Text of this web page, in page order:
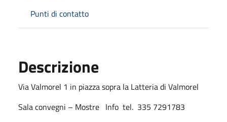
Punti di contatto
Descrizione
Via Valmorel 1 in piazza sopra la Latteria di Valmorel
Sala convegni – Mostre Info tel. 335 7291783